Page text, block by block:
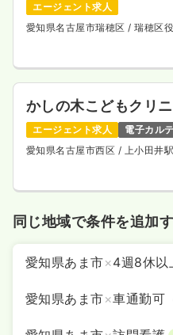
エージェント求人
愛知県名古屋市瑞穂区/ 瑞穂区
かしの木こどもクリ
エージェント求人 電子カルテ
愛知県名古屋市西区 / 上小田井
同じ地域で条件を追加
愛知県あま市×4週8休以
愛知県あま市×車通勤可